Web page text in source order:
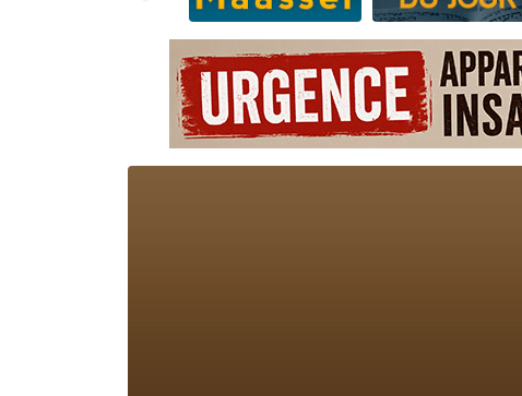
Il reste 49
Eva vient de
4 personnes
3 personnes
Odaya vient de
30
Il reste 49